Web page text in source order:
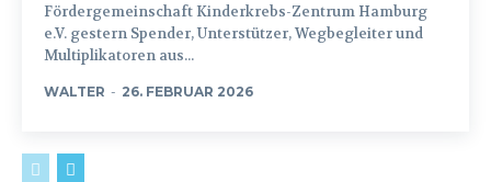
Fördergemeinschaft Kinderkrebs-Zentrum Hamburg
e.V. gestern Spender, Unterstützer, Wegbegleiter und
Multiplikatoren aus...
WALTER - 26. FEBRUAR 2026